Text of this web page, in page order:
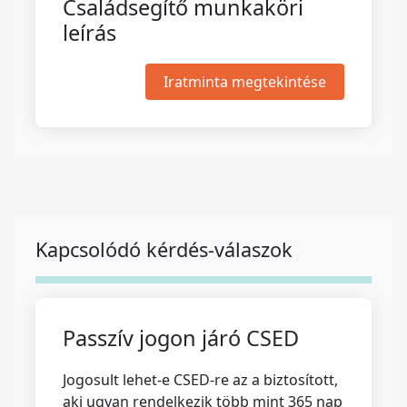
Családsegítő munkaköri
leírás
Iratminta megtekintése
Kapcsolódó kérdés-válaszok
Passzív jogon járó CSED
Jogosult lehet-e CSED-re az a biztosított,
aki ugyan rendelkezik több mint 365 nap